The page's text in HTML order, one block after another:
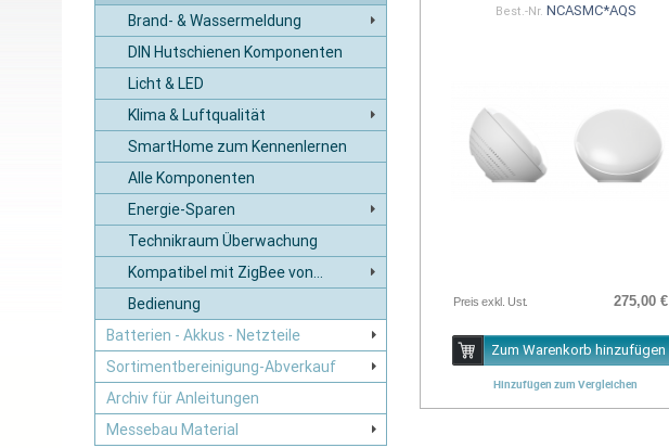
Best.-Nr. NCASMC*AQS
Preis exkl. Ust. 275,00 €
Zum Warenkorb hinzufügen
Hinzufügen zum Vergleichen
Brand- & Wassermeldung
DIN Hutschienen Komponenten
Licht & LED
Klima & Luftqualität
SmartHome zum Kennenlernen
Alle Komponenten
Energie-Sparen
Technikraum Überwachung
Kompatibel mit ZigBee von...
Bedienung
Batterien - Akkus - Netzteile
Sortimentbereinigung-Abverkauf
Archiv für Anleitungen
Messebau Material